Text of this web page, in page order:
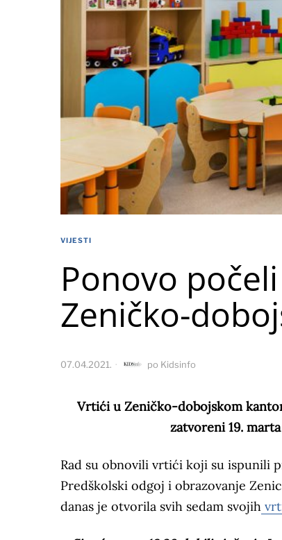
VIJESTI
Ponovo
Zeničko-
07.04.2021. po Kidsinfo
Vrtići u Zeničko-dobojskom
zatvoreni 19.
Rad su obnovili vrtići koji su ispunili
Predškolski odgoj i obrazovanje
danas je otvorila svih sedam svojih